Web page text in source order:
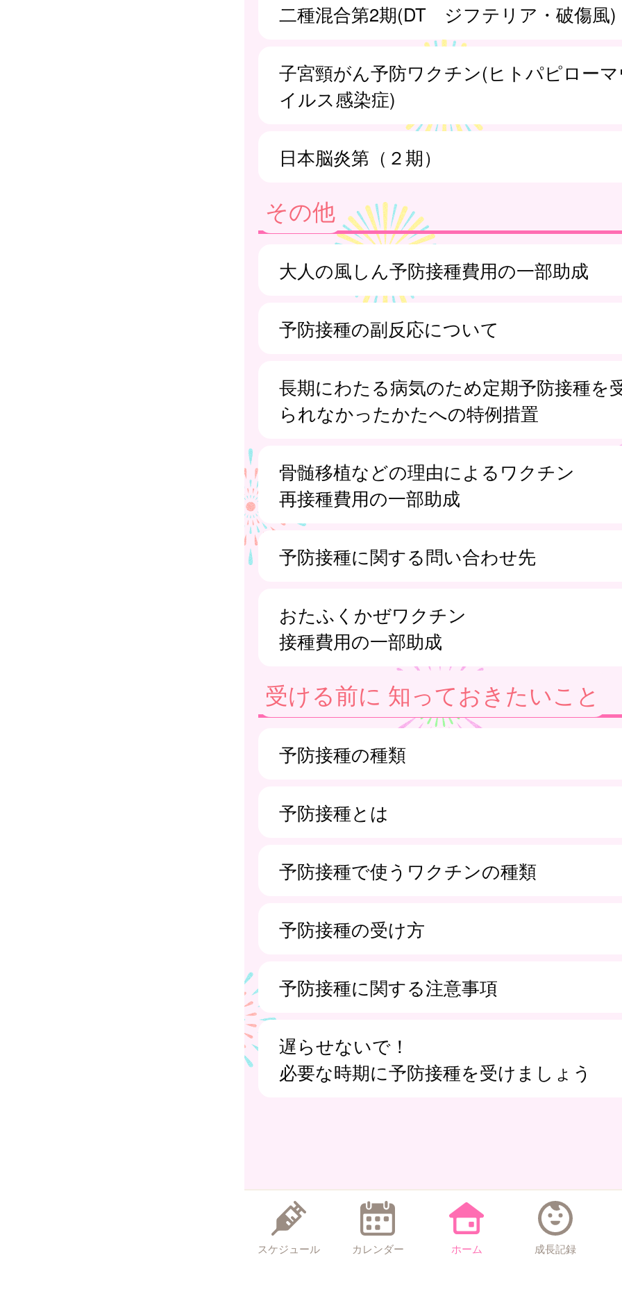
二種混合第2期(DT ジフテリア・破傷風)
子宮頸がん予防ワクチン(ヒトパピロー
イルス感染症)
日本脳炎第（２期）
その他
大人の風しん予防接種費用の一部助成
予防接種の副反応について
長期にわたる病気のため定期予防接種を
られなかったかたへの特例措置
骨髄移植などの理由によるワクチン
再接種費用の一部助成
予防接種に関する問い合わせ先
おたふくかぜワクチン
接種費用の一部助成
受ける前に 知っておきたいこと
予防接種の種類
予防接種とは
予防接種で使うワクチンの種類
予防接種の受け方
予防接種に関する注意事項
遅らせないで！
必要な時期に予防接種を受けましょう
スケジュール カレンダー ホーム 成長記録